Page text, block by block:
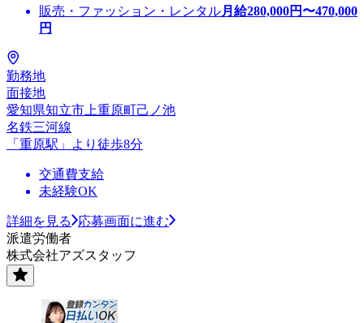
販売・ファッション・レンタル月給280,000円〜470,000
円
勤務地
面接地
愛知県知立市上重原町己ノ池
名鉄三河線
「重原駅」より徒歩8分
交通費支給
未経験OK
詳細を見る
応募画面に進む
派遣労働者
株式会社アズスタッフ